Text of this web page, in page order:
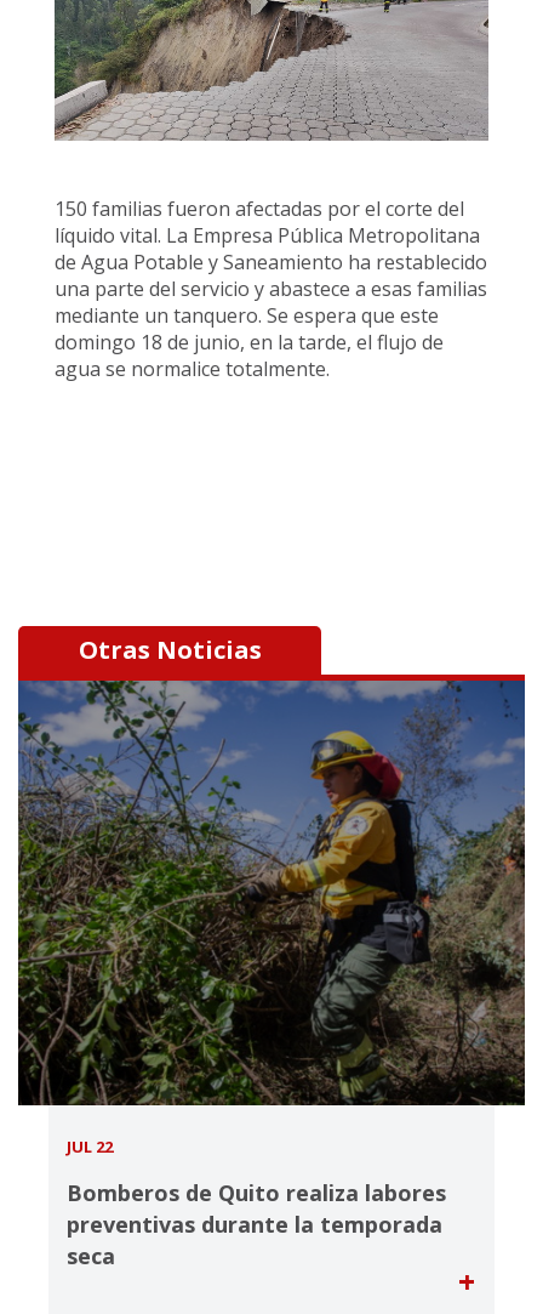
150 familias fueron afectadas por el corte del
líquido vital. La Empresa Pública Metropolitana
de Agua Potable y Saneamiento ha restablecido
una parte del servicio y abastece a esas familias
mediante un tanquero. Se espera que este
domingo 18 de junio, en la tarde, el flujo de
agua se normalice totalmente.
Otras Noticias
JUL 22
Bomberos de Quito realiza labores
preventivas durante la temporada
seca
+